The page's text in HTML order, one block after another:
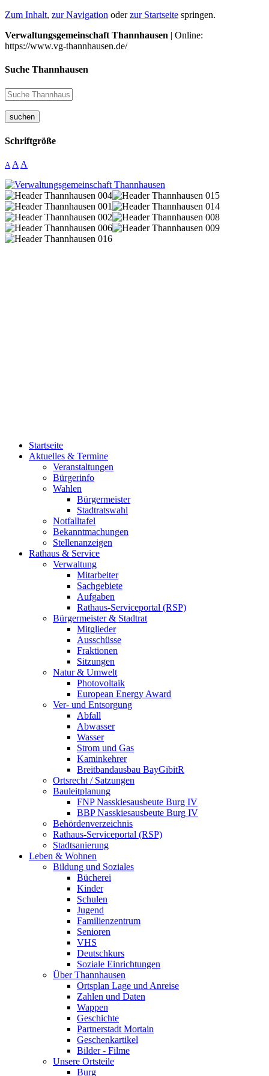
Zum Inhalt, zur Navigation oderzur Startseite springen.
Verwaltungsgemeinschaft Thannhausen | Online:
https://www.vg-thannhausen.de/
Suche Thannhausen
suchen
Schriftgröße
A A A
Startseite
Aktuelles & Termine
Veranstaltungen
Bürgerinfo
Wahlen
Bürgermeister
Stadtratswahl
Notfalltafel
Bekanntmachungen
Stellenanzeigen
Rathaus & Service
Verwaltung
Mitarbeiter
Sachgebiete
Aufgaben
Rathaus-Serviceportal (RSP)
Bürgermeister & Stadtrat
Mitglieder
Ausschüsse
Fraktionen
Sitzungen
Natur & Umwelt
Photovoltaik
European Energy Award
Ver- und Entsorgung
Abfall
Abwasser
Wasser
Strom und Gas
Kaminkehrer
Breitbandausbau BayGibitR
Ortsrecht / Satzungen
Bauleitplanung
FNP Nasskiesausbeute Burg IV
BBP Nasskiesausbeute Burg IV
Behördenverzeichnis
Rathaus-Serviceportal (RSP)
Stadtsanierung
Leben & Wohnen
Bildung und Soziales
Bücherei
Kinder
Schulen
Jugend
Familienzentrum
Senioren
VHS
Deutschkurs
Soziale Einrichtungen
Über Thannhausen
Ortsplan Lage und Anreise
Zahlen und Daten
Wappen
Geschichte
Partnerstadt Mortain
Geschenkartikel
Bilder - Filme
Unsere Ortsteile
Burg